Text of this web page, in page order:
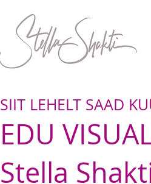
SIIT LEHELT SAAD
EDU
Stella